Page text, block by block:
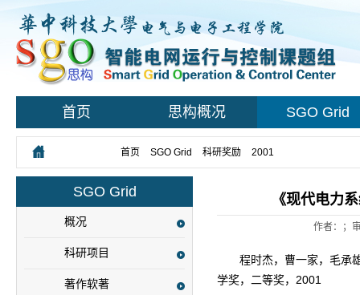
首页 思构概况 SGO Grid
首页 SGO Grid 科研奖励 2001
SGO Grid
概况
科研项目
著作软著
《现代电力
作者：；
程时杰，曹一家，毛承
学奖，二等奖，2001